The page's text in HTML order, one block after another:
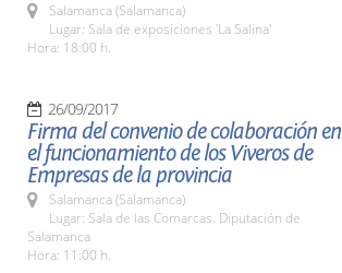
Salamanca (Salamanca)
Lugar: Sala de exposiciones 'La Salina'
Hora: 18:00 h.
26/09/2017
Firma del convenio de colaboración en
el funcionamiento de los Viveros de
Empresas de la provincia
Salamanca (Salamanca)
Lugar: Sala de las Comarcas. Diputación de
Salamanca
Hora: 11:00 h.